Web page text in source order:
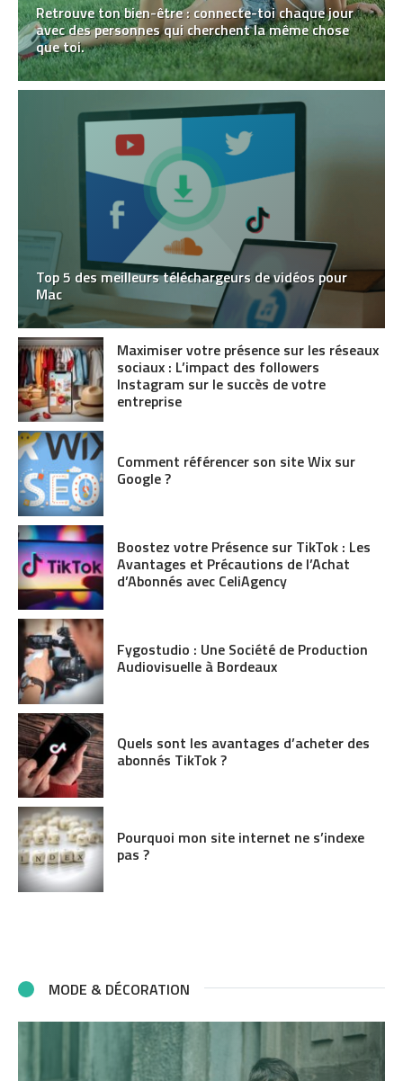
Retrouve ton bien-être : connecte-toi chaque jour
avec des personnes qui cherchent la même chose
que toi.
Top 5 des meilleurs téléchargeurs de vidéos pour
Mac
Maximiser votre présence sur les réseaux
sociaux : L’impact des followers
Instagram sur le succès de votre
entreprise
Comment référencer son site Wix sur
Google ?
Boostez votre Présence sur TikTok : Les
Avantages et Précautions de l’Achat
d’Abonnés avec CeliAgency
Fygostudio : Une Société de Production
Audiovisuelle à Bordeaux
Quels sont les avantages d’acheter des
abonnés TikTok ?
Pourquoi mon site internet ne s’indexe
pas ?
MODE & DÉCORATION